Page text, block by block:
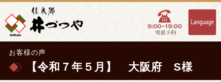
お客様の声
【令和７年５月】 大阪府 S様